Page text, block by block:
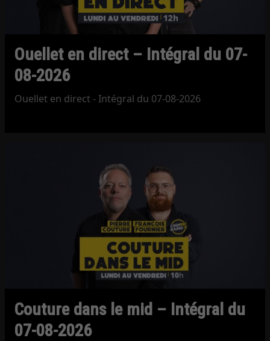
Ouellet en direct – Intégral du 07-
08-2026
Ouellet en direct - Intégral du 07-08-2026
Couture dans le mid – Intégral du
07-08-2026